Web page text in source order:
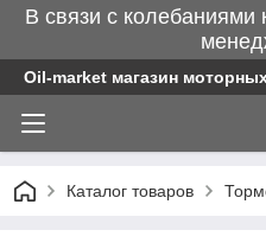
В связи с колебаниями
Oil-market магазин
Каталог товаров